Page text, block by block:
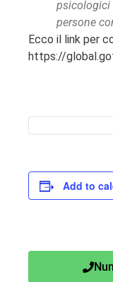
psicologici
persone
Ecco il link per
https://
Add to